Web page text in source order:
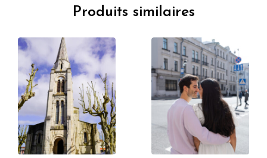
Produits similaires